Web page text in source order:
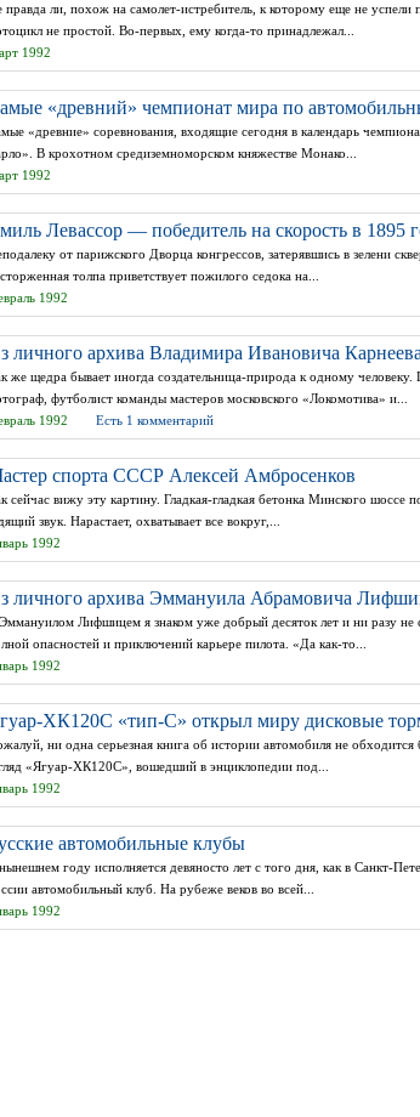
правда ли, похож на самолет-истребитель, к которому еще не успели
не простой. Во-первых, ему когда-то принадлежал...
1992
«древний» чемпионат мира по
«древние» соревнования, входящие сегодня в календарь
В крохотном средиземноморском княжестве Монако...
1992
Левассор — победитель на скорость в 1895
от парижского Дворца конгрессов, затерявшись в зелени
толпа приветствует пожилого седока на...
1992
личного архива Владимира Ивановича Карнеева
же щедра бывает иногда создательница-природа к одному
футболист команды мастеров московского «Локомотива» и...
1992
Есть 1 комментарий
спорта СССР Алексей Амбросенков
сейчас вижу эту картину. Гладкая-гладкая бетонка Минского шоссе
звук. Нарастает, охватывает все вокруг,...
1992
личного архива Эммануила Абрамовича
Лифшицем я знаком уже добрый десяток лет и ни разу
опасностей и приключений карьере пилота. «Да как-то...
1992
ХК120С «тип-С» открыл миру дисковые
ни одна серьезная книга об истории автомобиля не
«Ягуар-ХК120С», вошедший в энциклопедии под...
1992
автомобильные клубы
году исполняется девяносто лет с того дня, как в Санкт-
автомобильный клуб. На рубеже веков во всей...
1992